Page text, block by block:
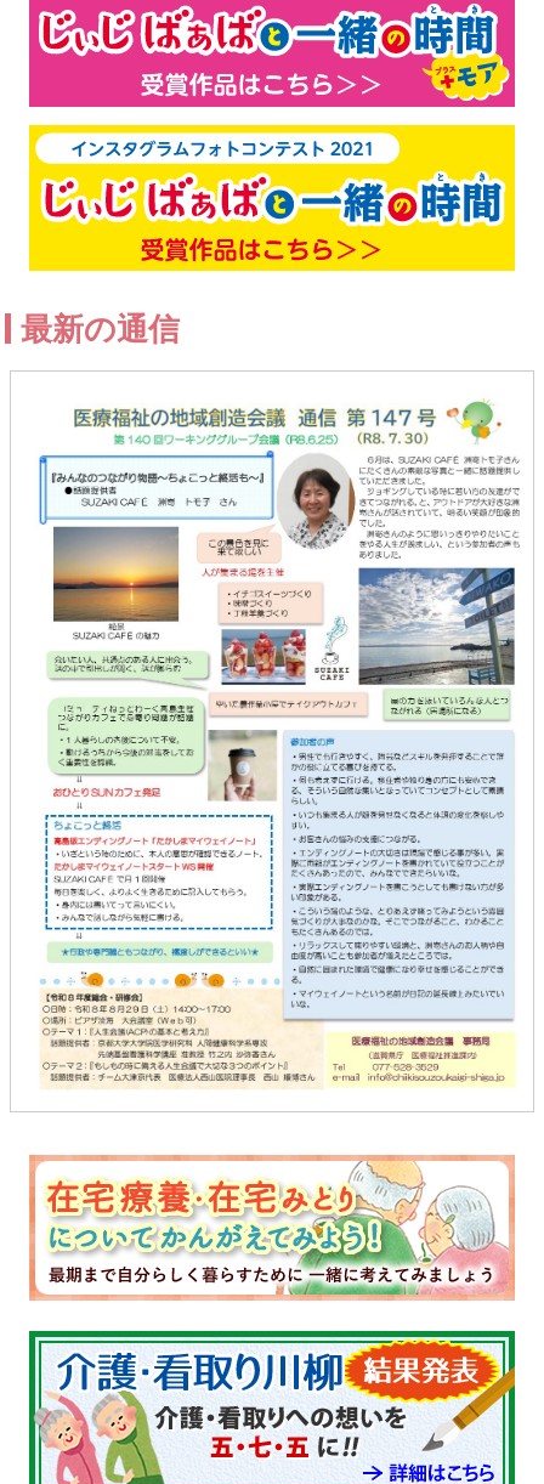
最新の通信